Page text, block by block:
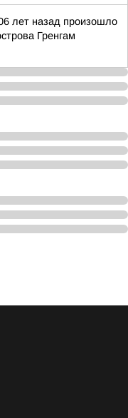
лет назад произошло
Гренгам